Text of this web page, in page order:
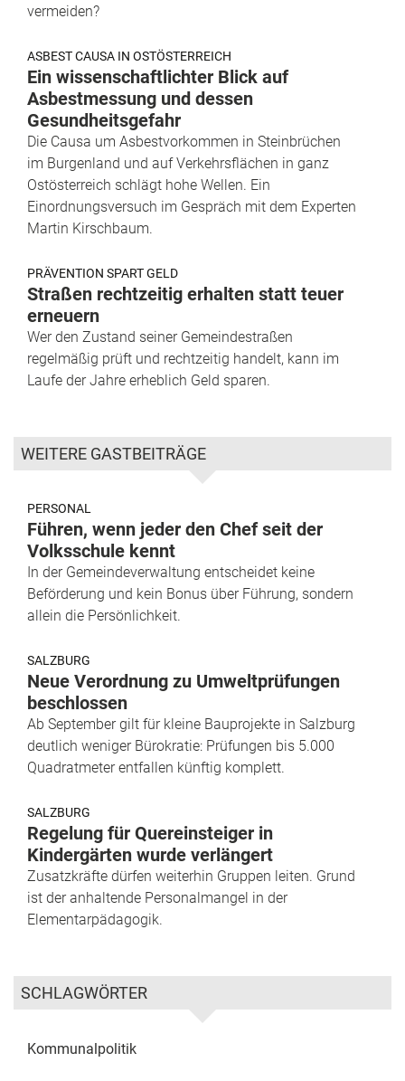
vermeiden?
ASBEST CAUSA IN OSTÖSTERREICH
Ein wissenschaftlichter Blick auf
Asbestmessung und dessen
Gesundheitsgefahr
Die Causa um Asbestvorkommen in Steinbrüchen
im Burgenland und auf Verkehrsflächen in ganz
Ostösterreich schlägt hohe Wellen. Ein
Einordnungsversuch im Gespräch mit dem Experten
Martin Kirschbaum.
PRÄVENTION SPART GELD
Straßen rechtzeitig erhalten statt teuer
erneuern
Wer den Zustand seiner Gemeindestraßen
regelmäßig prüft und rechtzeitig handelt, kann im
Laufe der Jahre erheblich Geld sparen.
WEITERE GASTBEITRÄGE
PERSONAL
Führen, wenn jeder den Chef seit der
Volksschule kennt
In der Gemeindeverwaltung entscheidet keine
Beförderung und kein Bonus über Führung, sondern
allein die Persönlichkeit.
SALZBURG
Neue Verordnung zu Umweltprüfungen
beschlossen
Ab September gilt für kleine Bauprojekte in Salzburg
deutlich weniger Bürokratie: Prüfungen bis 5.000
Quadratmeter entfallen künftig komplett.
SALZBURG
Regelung für Quereinsteiger in
Kindergärten wurde verlängert
Zusatzkräfte dürfen weiterhin Gruppen leiten. Grund
ist der anhaltende Personalmangel in der
Elementarpädagogik.
SCHLAGWÖRTER
Kommunalpolitik